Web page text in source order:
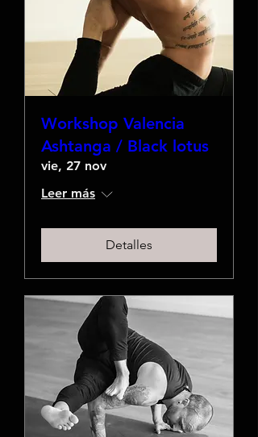
Workshop Valencia
Ashtanga / Black lotus
vie, 27 nov
Leer más
Detalles